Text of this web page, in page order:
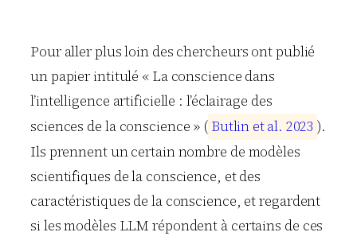
Pour aller plus loin des chercheurs ont publié
un papier intitulé « La conscience dans
l’intelligence artificielle : l’éclairage des
sciences de la conscience » ( Butlin etal. 2023 ).
Ils prennent un certain nombre de modèles
scientifiques de la conscience, et des
caractéristiques de la conscience, et regardent
si les modèles LLM répondent à certains de ces